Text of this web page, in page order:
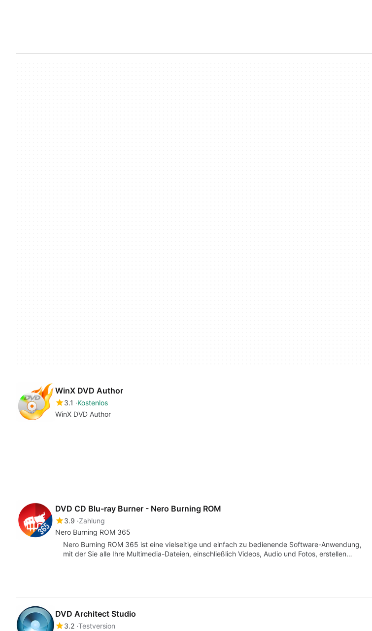
WinX DVD Author
3.1
Kostenlos
WinX DVD Author
DVD CD Blu-ray Burner - Nero Burning ROM
3.9 Zahlung
Nero Burning ROM 365
Nero Burning ROM 365 ist eine vielseitige und einfach zu bedienende Software-Anwendung,
mit der Sie alle Ihre Multimedia-Dateien, einschließlich Videos, Audio und Fotos, erstellen…
DVD Architect Studio
3.2 Testversion